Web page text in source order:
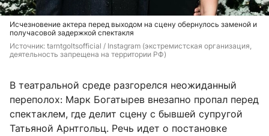
Исчезновение актера перед выходом на сцену обернулось заменой и
получасовой задержкой спектакля
Источник: tarntgoltsofficial / Instagram (экстремистская организация,
деятельность запрещена на территории РФ)
В театральной среде разгорелся неожиданный
переполох: Марк Богатырев внезапно пропал перед
спектаклем, где делит сцену с бывшей супругой
Татьяной Арнтгольц. Речь идет о постановке